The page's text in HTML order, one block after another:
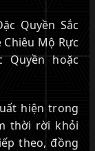
Quyền Sắc
Mộ Rực
Quyền hoặc
hiện trong
thời rời khỏi
theo, đồng